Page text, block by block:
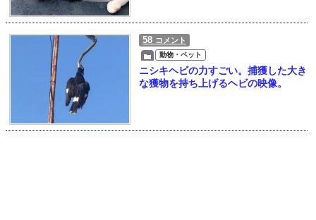
58 コメント
動物・ペット
ニシキヘビの力すごい。捕獲した大き
な獲物を持ち上げるヘビの映像。